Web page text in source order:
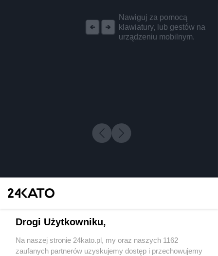
Nawiguj za pomocą
klawiatury, lub gestów na
urządzeniu mobilnym.
Wydawca mediów lokalnych
Drogi Użytkowniku,
Na naszej stronie 24kato.pl, my oraz naszych 1162
zaufanych partnerów uzyskujemy dostęp i przechowujemy